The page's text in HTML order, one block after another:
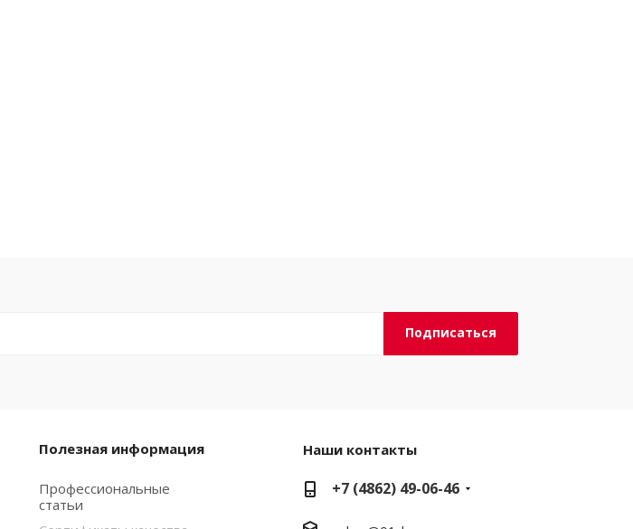
Полезная информация
Профессиональные
статьи
Наши контакты
+7 (4862) 49-06-46